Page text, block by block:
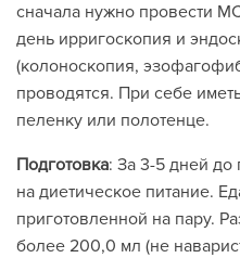
сначала нужно провести
день ирригоскопия и
(колоноскопия,
проводятся. При себе
пеленку или полотенце.
Подготовка: За 3-5 дней
на диетическое питание.
приготовленной на пару.
более 200,0 мл (не